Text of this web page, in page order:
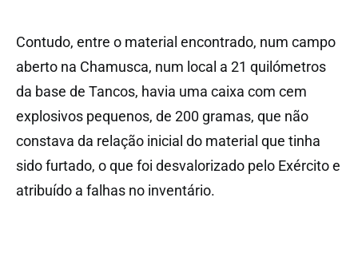
Contudo, entre o material encontrado, num campo
aberto na Chamusca, num local a 21 quilómetros
da base de Tancos, havia uma caixa com cem
explosivos pequenos, de 200 gramas, que não
constava da relação inicial do material que tinha
sido furtado, o que foi desvalorizado pelo Exército e
atribuído a falhas no inventário.